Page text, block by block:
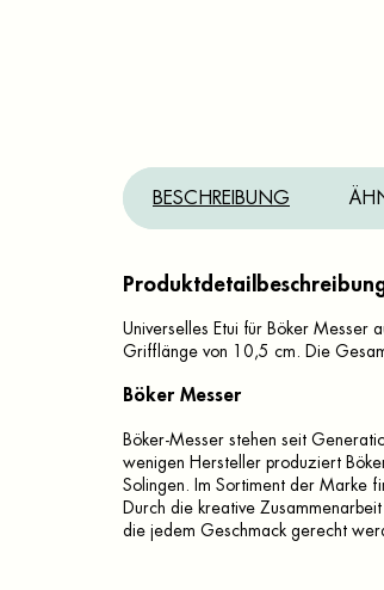
BESCHREIBUNG
Universelles Etui für Böker Messer
Grifflänge von 10,5 cm. Die
Böker Messer
Böker-Messer stehen seit
wenigen Hersteller produziert
Solingen. Im Sortiment der Marke
Durch die kreative
die jedem Geschmack gerecht